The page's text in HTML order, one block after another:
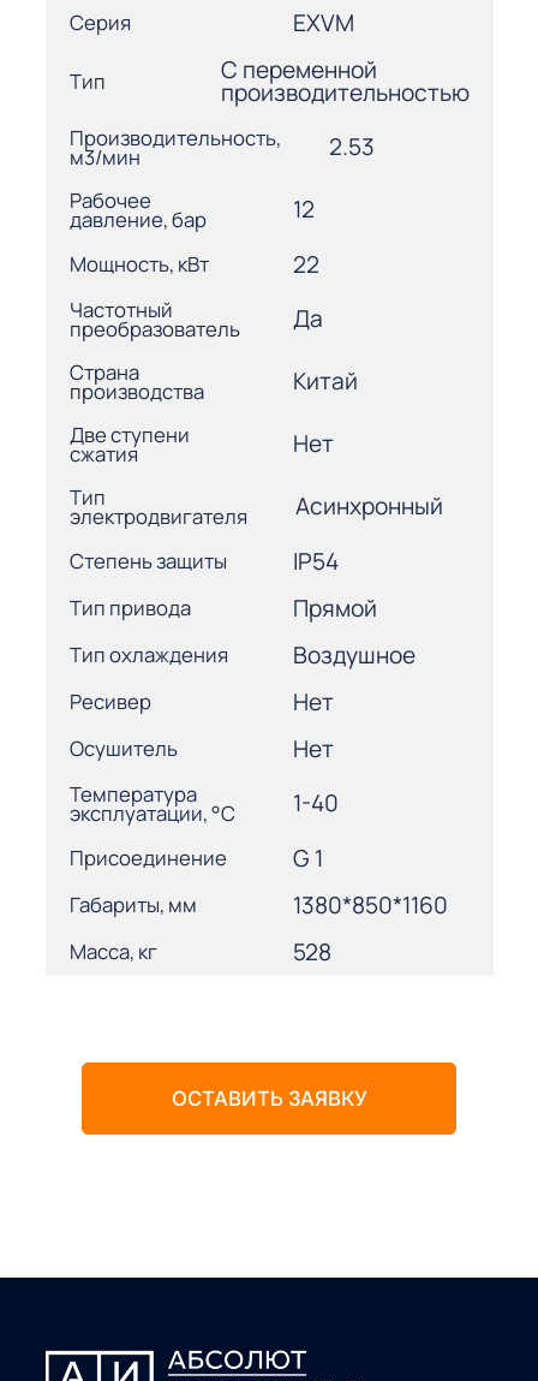
Серия EXVM
Тип С переменной
производительностью
Производительность,
м3/мин 2.53
Рабочее
давление, бар 12
Мощность, кВт 22
Частотный
преобразователь Да
Страна
производства Китай
Две ступени
сжатия Нет
Тип
электродвигателя Асинхронный
Степень защиты IP54
Тип привода Прямой
Тип охлаждения Воздушное
Ресивер Нет
Осушитель Нет
Температура
эксплуатации, °С 1-40
Присоединение G 1
Габариты, мм 1380*850*1160
Масса, кг 528
ОСТАВИТЬ ЗАЯВКУ